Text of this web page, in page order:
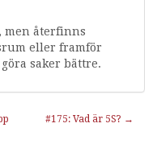
men återfinns
eller framför
saker bättre.
#175: Vad är 5S? →